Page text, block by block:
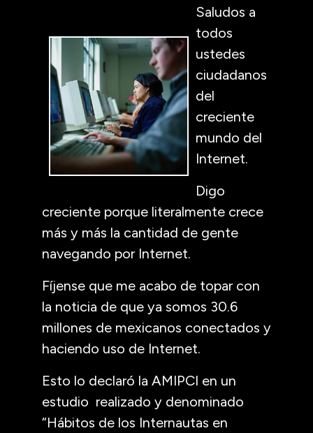
Saludos a
todos
ustedes
ciudadanos
del
creciente
mundo del
Internet.
Digo
creciente porque literalmente crece
más y más la cantidad de gente
navegando por Internet.
Fíjense que me acabo de topar con
la noticia de que ya somos 30.6
millones de mexicanos conectados y
haciendo uso de Internet.
Esto lo declaró la AMIPCI en un
estudio realizado y denominado
“Hábitos de los Internautas en